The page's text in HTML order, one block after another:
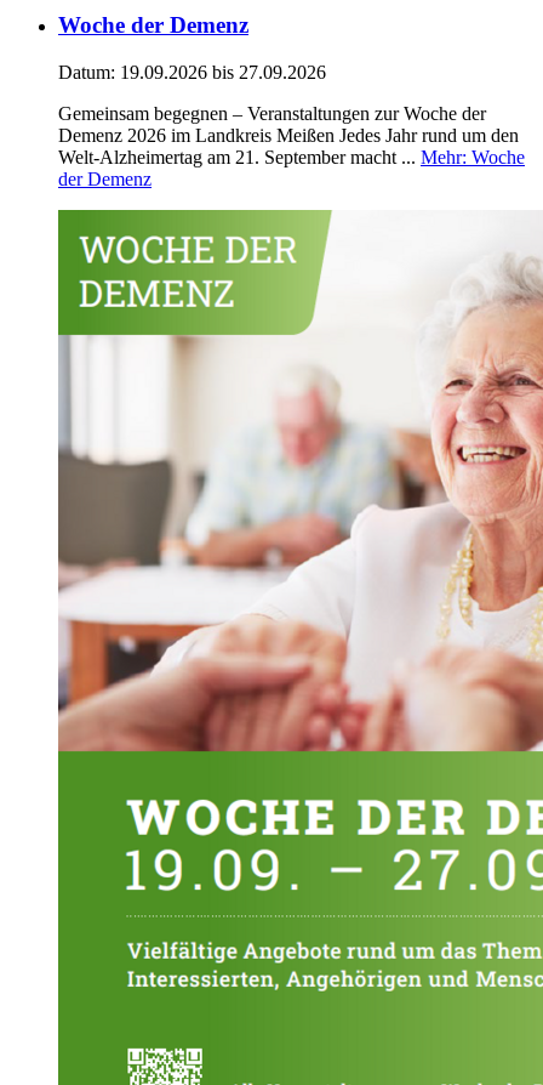
Woche der Demenz
Datum: 19.09.2026 bis 27.09.2026
Gemeinsam begegnen – Veranstaltungen zur Woche der
Demenz 2026 im Landkreis Meißen Jedes Jahr rund um den
Welt-Alzheimertag am 21. September macht ... Mehr: Woche
der Demenz